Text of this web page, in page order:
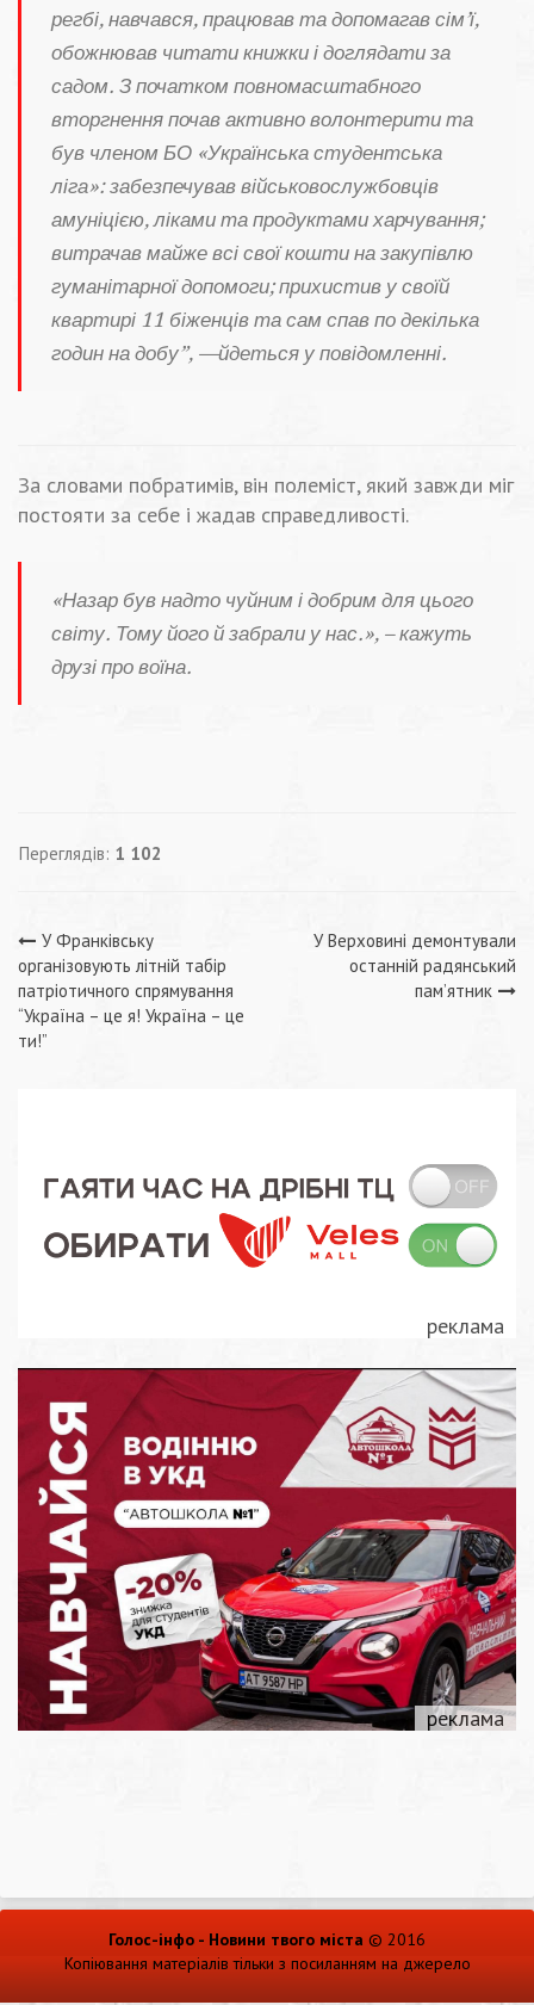
регбі, навчався, працював та допомагав сім’ї,
обожнював читати книжки і доглядати за
садом. З початком повномасштабного
вторгнення почав активно волонтерити та
був членом БО «Українська студентська
ліга»: забезпечував військовослужбовців
амуніцією, ліками та продуктами харчування;
витрачав майже всі свої кошти на закупівлю
гуманітарної допомоги; прихистив у своїй
квартирі 11 біженців та сам спав по декілька
годин на добу”, —йдеться у повідомленні.
За словами побратимів, він полеміст, який завжди міг
постояти за себе і жадав справедливості.
«Назар був надто чуйним і добрим для цього
світу. Тому його й забрали у нас.», – кажуть
друзі про воїна.
Переглядів: 1 102
Навігація
записів
У Франківську
організовують літній табір
патріотичного спрямування
“Україна – це я! Україна – це
ти!”
У Верховині демонтували
останній радянський
пам’ятник
Голос-інфо - Новини твого міста © 2016
Копіювання матеріалів тільки з посиланням на джерело